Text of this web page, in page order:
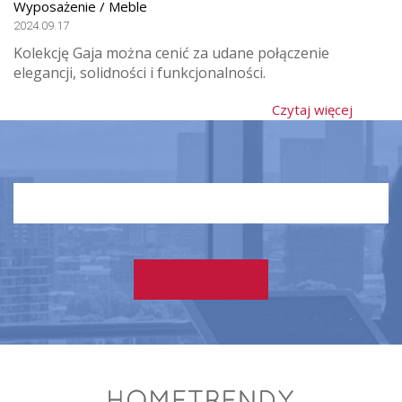
Wyposażenie / Meble
2024.09.17
Kolekcję Gaja można cenić za udane połączenie
elegancji, solidności i funkcjonalności.
Czytaj więcej